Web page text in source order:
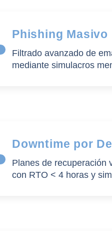
Phishing Masivo
Filtrado avanzado de
mediante simulacros
Downtime por
Planes de recuperación
con RTO < 4 horas y